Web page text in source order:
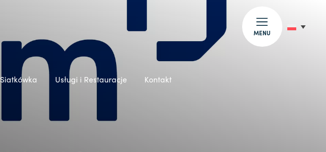
MENU
Siatkówka Usługi i Restauracje Kontakt